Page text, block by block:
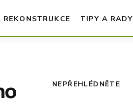
TIPY A RADY
NEPŘEHLÉDNĚTE